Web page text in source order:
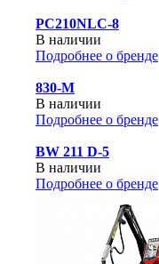
PC210NLC-8
В наличии
Подробнее о бренде
830-М
В наличии
Подробнее о бренде
BW 211 D-5
В наличии
Подробнее о бренде